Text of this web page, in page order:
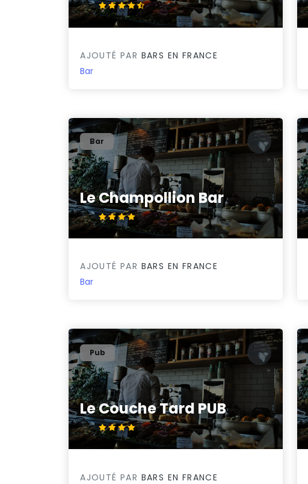
4.5/5
AJOUTÉ PAR BARS EN FRANCE
Bar
Le Champollion Bar
4.3/5
Bar
AJOUTÉ PAR BARS EN FRANCE
Bar
Le Couche Tard PUB
4.2/5
Pub
AJOUTÉ PAR BARS EN FRANCE